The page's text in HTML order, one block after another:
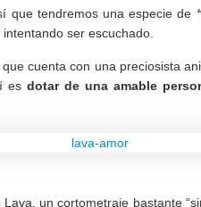
que tendremos una especie de
ser escuchado.
cuenta con una preciosista
esdotar de una amable
un cortometraje bastante